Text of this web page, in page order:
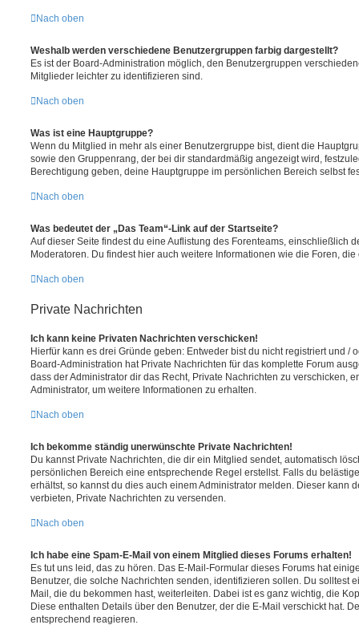
Nach oben
Weshalb werden verschiedene Benutzergruppen farbig dargestellt?
Es ist der Board-Administration möglich, den Benutzergruppen
Mitglieder leichter zu identifizieren sind.
Nach oben
Was ist eine Hauptgruppe?
Wenn du Mitglied in mehr als einer Benutzergruppe bist, dient die
sowie den Gruppenrang, der bei dir standardmäßig angezeigt wird,
Berechtigung geben, deine Hauptgruppe im persönlichen Bereich selbst
Nach oben
Was bedeutet der „Das Team“-Link auf der Startseite?
Auf dieser Seite findest du eine Auflistung des Forenteams, einschließlich
Moderatoren. Du findest hier auch weitere Informationen wie die Foren,
Nach oben
Private Nachrichten
Ich kann keine Privaten Nachrichten verschicken!
Hierfür kann es drei Gründe geben: Entweder bist du nicht registriert und /
Board-Administration hat Private Nachrichten für das komplette Forum
dass der Administrator dir das Recht, Private Nachrichten zu verschicken,
Administrator, um weitere Informationen zu erhalten.
Nach oben
Ich bekomme ständig unerwünschte Private Nachrichten!
Du kannst Private Nachrichten, die dir ein Mitglied sendet, automatisch
persönlichen Bereich eine entsprechende Regel erstellst. Falls du
erhältst, so kannst du dies auch einem Administrator melden. Dieser kann
verbieten, Private Nachrichten zu versenden.
Nach oben
Ich habe eine Spam-E-Mail von einem Mitglied dieses Forums erhalten!
Es tut uns leid, das zu hören. Das E-Mail-Formular dieses Forums hat
Benutzer, die solche Nachrichten senden, identifizieren sollen. Du solltest
Mail, die du bekommen hast, weiterleiten. Dabei ist es ganz wichtig, die
Diese enthalten Details über den Benutzer, der die E-Mail verschickt hat.
entsprechend reagieren.